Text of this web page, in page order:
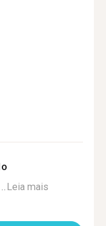
Leia mais